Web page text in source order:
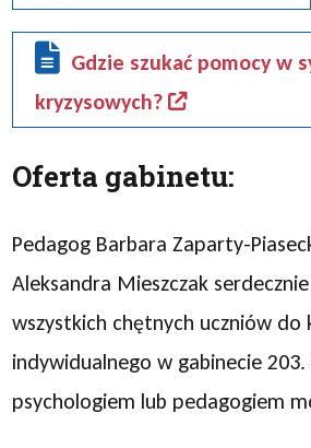
Gdzie szukać pomocy w
kryzysowych?
Oferta gabinetu:
Pedagog Barbara Zaparty-
Aleksandra Mieszczak
wszystkich chętnych uczniów do
indywidualnego w gabinecie
psychologiem lub pedagogiem